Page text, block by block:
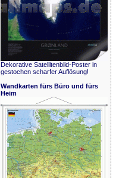
Dekorative Satellitenbild-Poster in
gestochen scharfer Auflösung!
Wandkarten fürs Büro und fürs
Heim